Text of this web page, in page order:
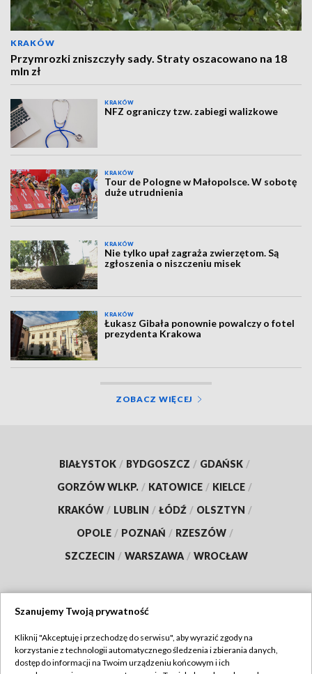
KRAKÓW
Przymrozki zniszczyły sady. Straty oszacowano na 18
mln zł
KRAKÓW
NFZ ograniczy tzw. zabiegi walizkowe
KRAKÓW
Tour de Pologne w Małopolsce. W sobotę
duże utrudnienia
KRAKÓW
Nie tylko upał zagraża zwierzętom. Są
zgłoszenia o niszczeniu misek
KRAKÓW
Łukasz Gibała ponownie powalczy o fotel
prezydenta Krakowa
ZOBACZ WIĘCEJ
BIAŁYSTOK / BYDGOSZCZ / GDAŃSK /
GORZÓW WLKP. / KATOWICE / KIELCE /
KRAKÓW / LUBLIN / ŁÓDŹ / OLSZTYN /
OPOLE / POZNAŃ / RZESZÓW /
SZCZECIN / WARSZAWA / WROCŁAW
TVP
Szanujemy Twoją prywatność
Kliknij "Akceptuję i przechodzę do serwisu", aby wyrazić zgody na
korzystanie z technologii automatycznego śledzenia i zbierania danych,
dostęp do informacji na Twoim urządzeniu końcowym i ich